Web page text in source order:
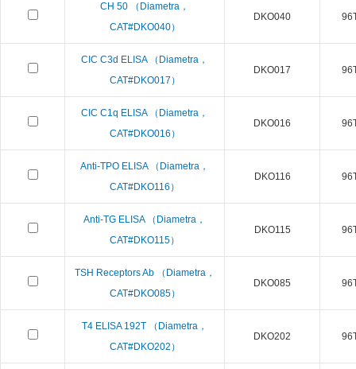
CH 50 （Diametra，
CAT#DKO040）
DKO040
CIC C3d ELISA （Diametra，
CAT#DKO017）
DKO017
CIC C1q ELISA （Diametra，
CAT#DKO016）
DKO016
Anti-TPO ELISA （Diametra，
CAT#DKO116）
DKO116
Anti-TG ELISA （Diametra，
CAT#DKO115）
DKO115
TSH Receptors Ab （Diametra，
CAT#DKO085）
DKO085
T4 ELISA 192T （Diametra，
CAT#DKO202）
DKO202